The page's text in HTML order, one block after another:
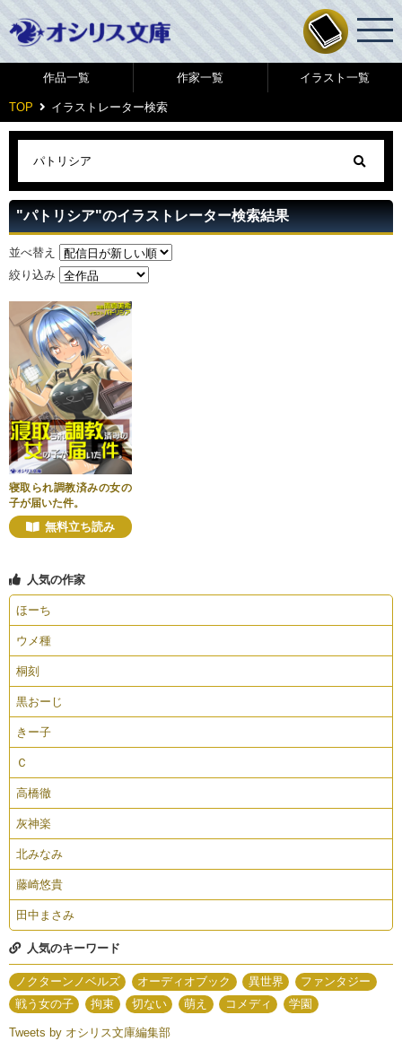
作品一覧 作家一覧 イラスト一覧
TOP イラストレーター検索
"パトリシア"のイラストレーター検索結果
並べ替え
絞り込み
寝取られ調教済みの女の
子が届いた件。
無料立ち読み
人気の作家
ほーち
ウメ種
桐刻
黒おーじ
きー子
Ｃ
高橋徹
灰神楽
北みなみ
藤崎悠貴
田中まさみ
人気のキーワード
ノクターンノベルズ オーディオブック 異世界
ファンタジー
戦う女の子
拘束 切ない 萌え コメディ 学園
Tweets by オシリス文庫編集部